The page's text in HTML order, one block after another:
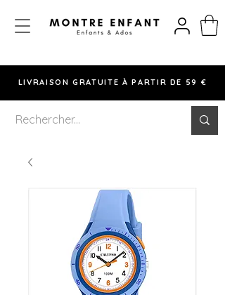
LIVRAISON GRATUITE À PARTIR DE 59 €